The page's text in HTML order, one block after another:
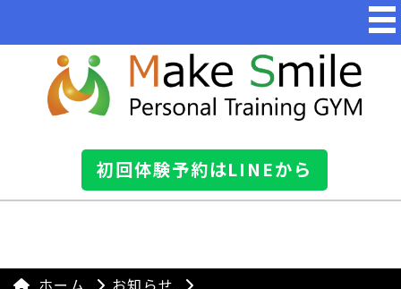
初回体験予約はLINEから